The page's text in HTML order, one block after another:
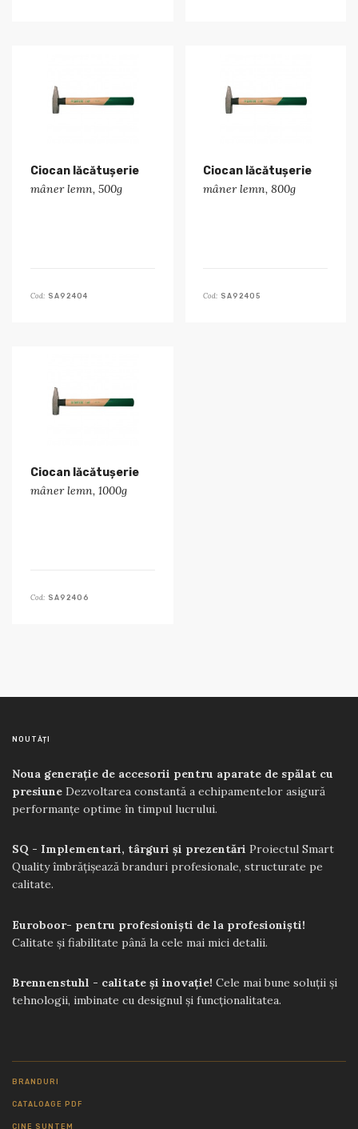
Ciocan lăcătușerie
mâner lemn, 500g
Cod: SA92404
Ciocan lăcătușerie
mâner lemn, 800g
Cod: SA92405
Ciocan lăcătușerie
mâner lemn, 1000g
Cod: SA92406
NOUTĂȚI
Noua generație de accesorii pentru aparate de spălat cu
presiune Dezvoltarea constantă a echipamentelor asigură
performanțe optime în timpul lucrului.
SQ - Implementari, târguri și prezentări Proiectul Smart
Quality îmbrățișează branduri profesionale, structurate pe
calitate.
Euroboor- pentru profesioniști de la profesioniști!
Calitate și fiabilitate până la cele mai mici detalii.
Brennenstuhl - calitate și inovație! Cele mai bune soluții și
tehnologii, imbinate cu designul și funcționalitatea.
BRANDURI
CATALOAGE PDF
CINE SUNTEM